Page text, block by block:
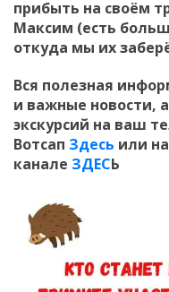
прибыть на своём
Максим (есть
откуда мы их
Вся полезная
и важные новости,
экскурсий на ваш
Вотсап Здесь или
канале ЗДЕСЬ